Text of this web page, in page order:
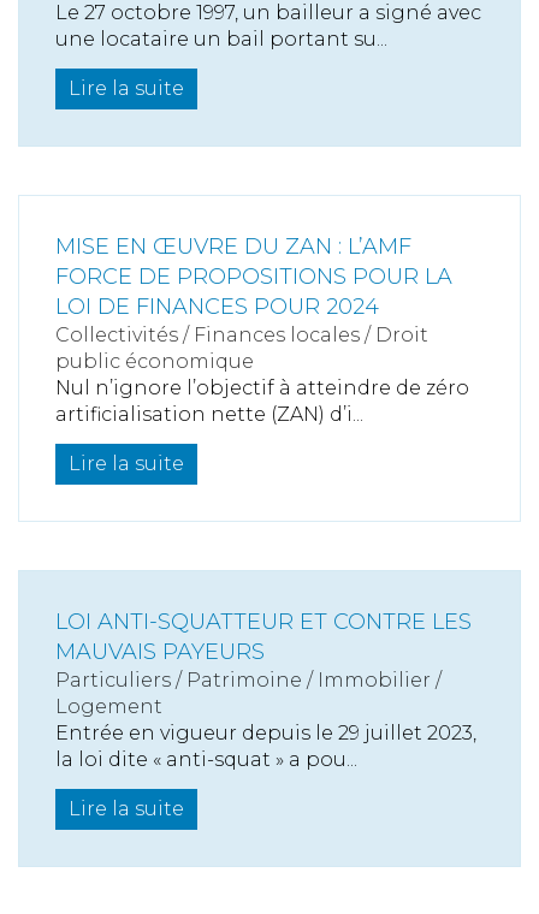
Le 27 octobre 1997, un bailleur a signé avec
une locataire un bail portant su...
Lire la suite
MISE EN ŒUVRE DU ZAN : L’AMF
FORCE DE PROPOSITIONS POUR LA
LOI DE FINANCES POUR 2024
Collectivités / Finances locales / Droit
public économique
Nul n’ignore l’objectif à atteindre de zéro
artificialisation nette (ZAN) d’i...
Lire la suite
LOI ANTI-SQUATTEUR ET CONTRE LES
MAUVAIS PAYEURS
Particuliers / Patrimoine / Immobilier /
Logement
Entrée en vigueur depuis le 29 juillet 2023,
la loi dite « anti-squat » a pou...
Lire la suite